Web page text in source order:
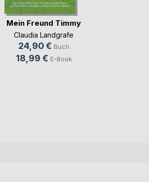
Mein Freund Timmy
Claudia Landgrafe
24,90 € Buch
18,99 € E-Book